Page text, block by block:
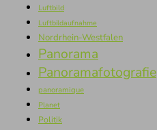
Luftbild
Luftbildaufnahme
Nordrhein-Westfalen
Panorama
Panoramafotografie
panoramique
Planet
Politik